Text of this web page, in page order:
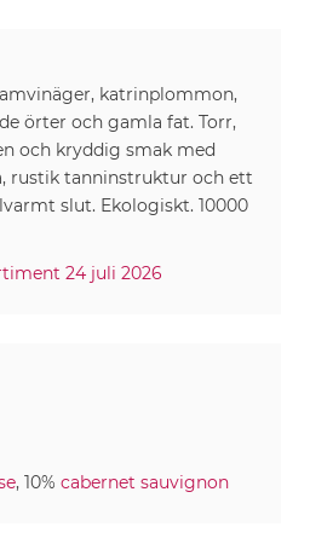
katrinplommon,
örter och gamla fat. Torr,
och kryddig smak med
rustik tanninstruktur och ett
slut. Ekologiskt. 10000
24 juli 2026
, 10% cabernet sauvignon